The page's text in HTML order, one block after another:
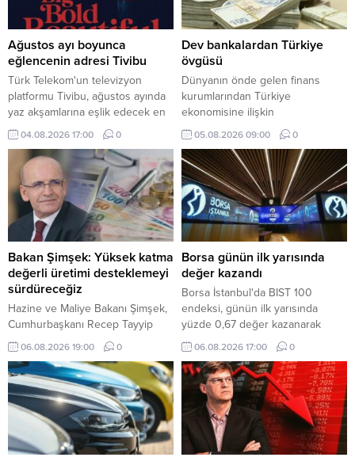
Ağustos ayı boyunca
eğlencenin adresi Tivibu
Türk Telekom'un televizyon
platformu Tivibu, ağustos ayında
yaz akşamlarına eşlik edecek en
yeni yapımları ve sevilen klasikleri
izleyicilerle buluşturmaya devam
ediyor. Birbirinden yeni yapımların
ve sevilen klasiklerin yer aldığı
Tivibu, her yaşa ve her zevke
hitap eden geniş, zengin film
seçkisiyle yaz tatili coşkusunu
artırıyor.
04.08.2026 17:00 0
Dev bankalardan Türkiye
övgüsü
Dünyanın önde gelen finans
kurumlarından Türkiye
ekonomisine ilişkin
değerlendirmelerinde olumlu
beklentilerini artırmaya devam
ediyor. HSBC ve Deutsche Bank,
Türk varlıklarına yönelik olumlu
görüşlerini güçlendirdi.
05.08.2026 09:00 0
Bakan Şimşek: Yüksek katma
değerli üretimi desteklemeyi
sürdüreceğiz
Hazine ve Maliye Bakanı Şimşek,
Cumhurbaşkanı Recep Tayyip
Erdoğan'ın liderliğinde verimliliği
artıran, yüksek katma değerli
üretimi destekleyen ve
makroekonomik istikrarı
güçlendiren politikaların
uygulanmaya devam edeceğini
belirtti.
06.08.2026 19:00 0
Borsa günün ilk yarısında
değer kazandı
Borsa İstanbul'da BIST 100
endeksi, günün ilk yarısında
yüzde 0,67 değer kazanarak
13.795,08 puana yükseldi.
06.08.2026 17:00 0